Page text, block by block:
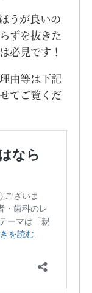
うが良いの
ずを抜きた
必見です！
由等は下記
てご覧くだ